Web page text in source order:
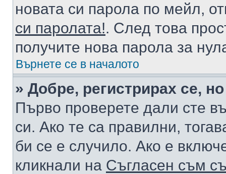
новата си парола по мейл,
си паролата!. След това
получите нова парола за
Върнете се в началото
» Добре, регистрирах се,
Първо проверете дали сте
си. Ако те са правилни,
би се е случило. Ако е
кликнали на Съгласен съм